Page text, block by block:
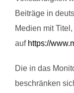
Beiträge in
Medien mit
auf https://
Die in das
beschränken